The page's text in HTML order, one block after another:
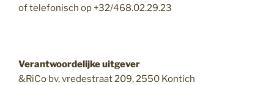
of telefonisch op +32/468.02.29.23
Verantwoordelijke uitgever
&RiCo bv, vredestraat 209, 2550 Kontich